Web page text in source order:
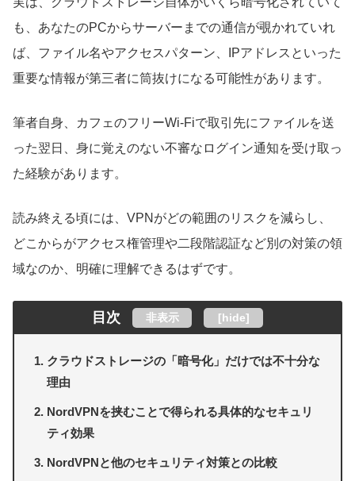
も、あなたのPCからサーバーまでの通信が覗かれていれ
ば、ファイル名やアクセスパターン、IPアドレスといった
重要な情報が第三者に筒抜けになる可能性があります。
筆者自身、カフェのフリーWi-Fiで取引先にファイルを送
った翌日、身に覚えのない不審なログイン通知を受け取っ
た経験があります。
読み終える頃には、VPNがどの範囲のリスクを減らし、
どこからがアクセス権管理や二段階認証など別の対策の領
域なのか、明確に理解できるはずです。
目次 非表示 [hide]
クラウドストレージの「暗号化」だけでは不十分な
理由
NordVPNを挟むことで得られる具体的なセキュリ
ティ効果
NordVPNと他のセキュリティ対策との比較